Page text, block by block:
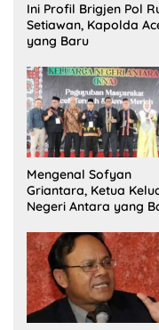
Ini Profil Brigjen Pol
Setiawan, Kapolda
yang Baru
Mengenal Sofyan
Griantara, Ketua
Negeri Antara yang